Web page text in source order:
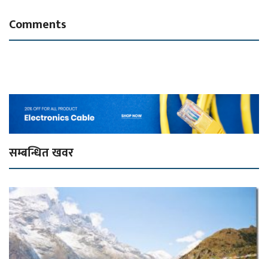
Comments
सम्बन्धित खवर